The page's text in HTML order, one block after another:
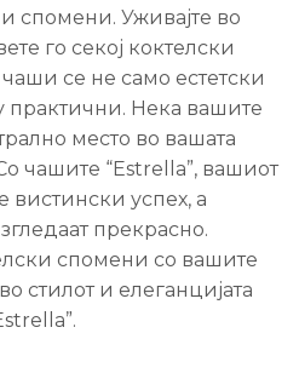
спомени. Уживајте во
го секој коктелски
се не само естетски
практични. Нека вашите
место во вашата
чашите “Estrella”, вашиот
вистински успех, а
прекрасно.
спомени со вашите
стилот и елеганцијата